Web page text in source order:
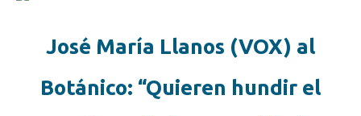
José María Llanos (VOX) al
Botánico: “Quieren hundir el